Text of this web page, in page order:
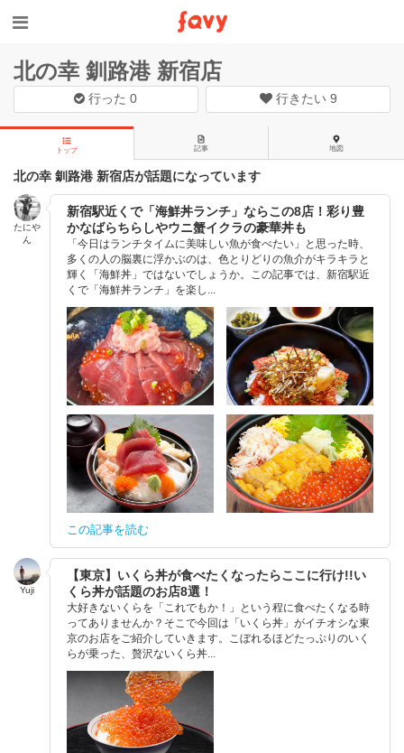
北の幸 釧路港 新宿店
行った0 行きたい 9
トップ 記事 地図
北の幸 釧路港 新宿店が話題になっています
たにや
ん
新宿駅近くで「海鮮丼ランチ」ならこの8店！彩り豊
かなばらちらしやウニ蟹イクラの豪華丼も
「今日はランチタイムに美味しい魚が食べたい」と思った時、
多くの人の脳裏に浮かぶのは、色とりどりの魚介がキラキラと
輝く「海鮮丼」ではないでしょうか。この記事では、新宿駅近
くで「海鮮丼ランチ」を楽し...
この記事を読む
Yuji
【東京】いくら丼が食べたくなったらここに行け!!い
くら丼が話題のお店8選！
大好きないくらを「これでもか！」という程に食べたくなる時
ってありませんか？そこで今回は「いくら丼」がイチオシな東
京のお店をご紹介していきます。こぼれるほどたっぷりのいく
らが乗った、贅沢ないくら丼...